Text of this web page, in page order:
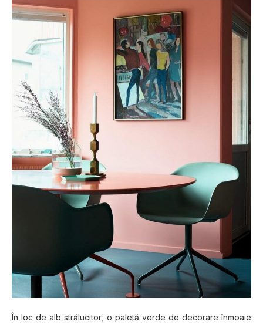
În loc de alb strălucitor, o paletă verde de decorare înmoaie